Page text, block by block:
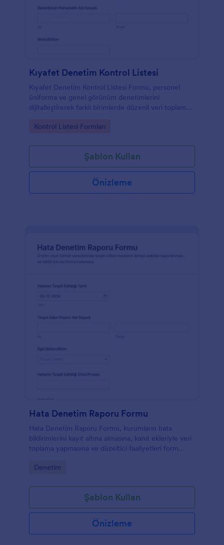
Kıyafet Denetim Kontrol Listesi
Kıyafet Denetim Kontrol Listesi Formu, personel
üniforma ve genel görünüm denetimlerini
dijitalleştirerek farklı birimlerde düzenli veri toplama
Go to Category:
Kontrol Listesi Formları
Şablon Kullan
Önizleme
Hata Denetim Raporu Formu
Hata Denetim Raporu Formu, kurumların hata
bildirimlerini kayıt altına almasına, kanıt ekleriyle veri
toplama yapmasına ve düzeltici faaliyetleri form
olur.
Go to Category:
Denetim
Şablon Kullan
Önizleme